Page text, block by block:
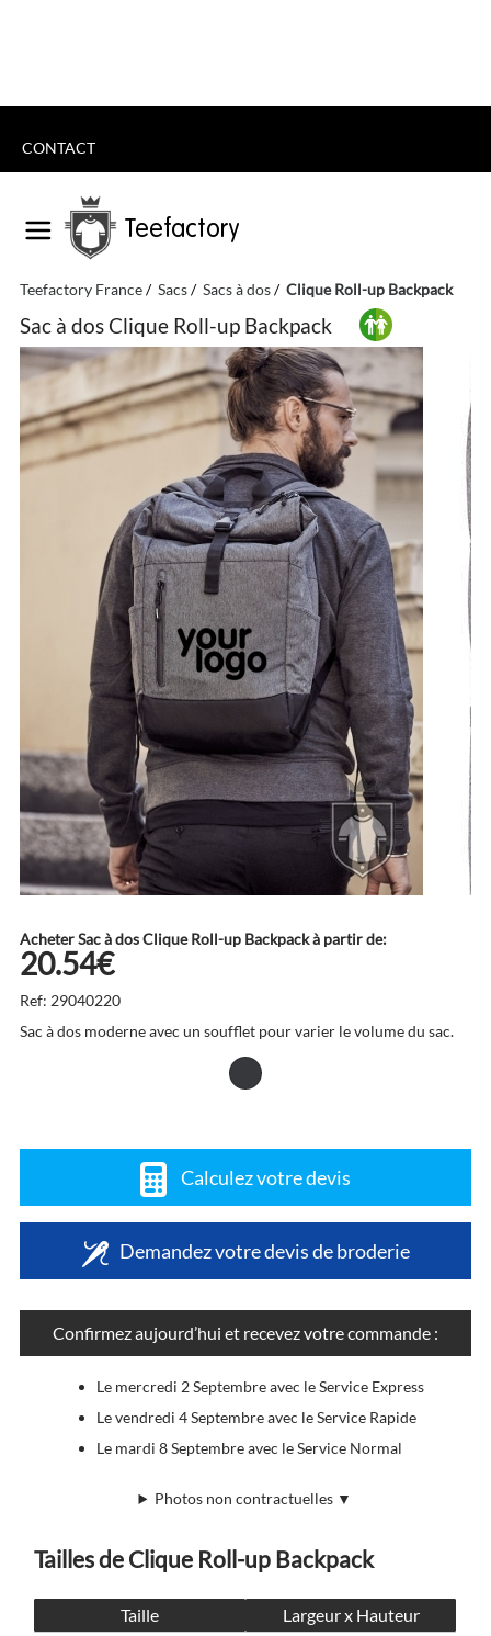
CONTACT
Teefactory
Teefactory France Sacs Sacs à dos Clique Roll-up Backpack
Sac à dos Clique Roll-up Backpack
Acheter Sac à dos Clique Roll-up Backpack à partir de:
20.54€
Ref: 29040220
Sac à dos moderne avec un soufflet pour varier le volume du sac.
Calculez votre devis
Demandez votre devis de broderie
Confirmez aujourd’hui et recevez votre commande :
Le mercredi 2 Septembre avec le Service Express
Le vendredi 4 Septembre avec le Service Rapide
Le mardi 8 Septembre avec le Service Normal
Photos non contractuelles ▼
Tailles de Clique Roll-up Backpack
Taille
Largeur x Hauteur